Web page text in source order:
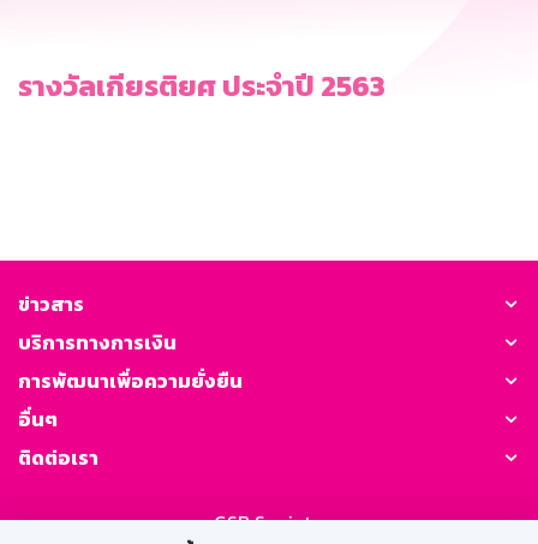
รางวัลเกียรติยศ ประจำปี 2563
ข่าวสาร
บริการทางการเงิน
การพัฒนาเพื่อความยั่งยืน
อื่นๆ
ติดต่อเรา
GSB Society: